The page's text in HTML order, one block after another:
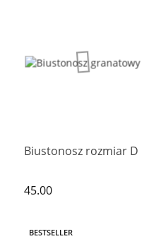
Biustonosz rozmiar D
45.00
BESTSELLER